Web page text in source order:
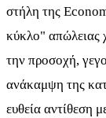
στήλη της
κύκλο" απώλειας
την προσοχή,
ανάκαμψη της
ευθεία αντίθεση